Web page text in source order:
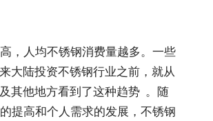
，人均不锈钢消费量越多。一些
大陆投资不锈钢行业之前，就从
其他地方看到了这种趋势 。随
提高和个人需求的发展，不锈钢